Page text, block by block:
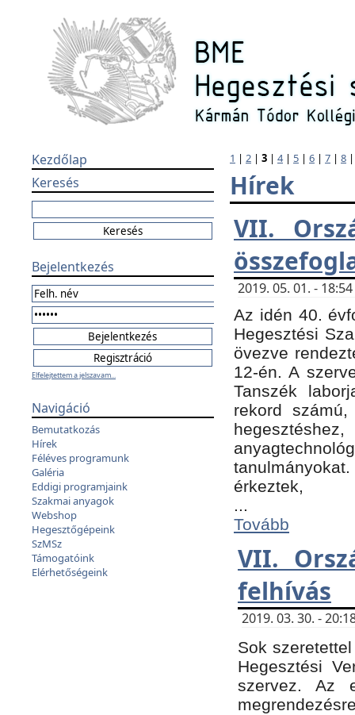
Kezdőlap
Keresés
Bejelentkezés
Elfelejtettem a jelszavam...
Navigáció
Bemutatkozás
Hírek
Féléves programunk
Galéria
Eddigi programjaink
Szakmai anyagok
Webshop
Hegesztőgépeink
SzMSz
Támogatóink
Elérhetőségeink
1 | 2 | 3 | 4| 5 | 6 | 7 | 8
Hírek
VII.
2019. 05. 01. -
Az idén 40.
Hegesztési
övezve
12-én. A
Tanszék
rekord
érkeztek,
...
Tovább
VII.
felhívás
2019. 03. 30. -
Sok
Hegesztési
szervez. Az